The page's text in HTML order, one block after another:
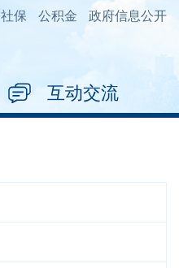
社保 公积金 政府信息公开
互动交流